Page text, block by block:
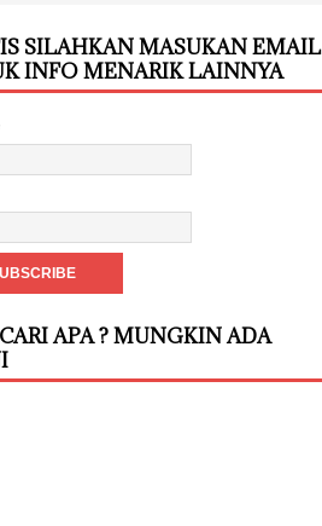
SILAHKAN MASUKAN EMAIL
INFO MENARIK LAINNYA
APA ? MUNGKIN ADA